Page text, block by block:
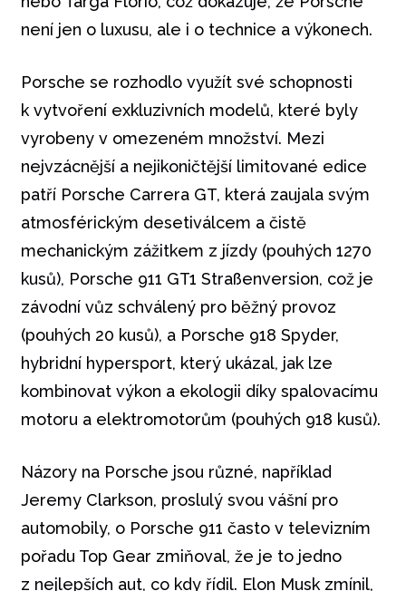
není jen o luxusu, ale i o technice a výkonech.
Porsche se rozhodlo využít své schopnosti
k vytvoření exkluzivních modelů, které byly
vyrobeny v omezeném množství. Mezi
nejvzácnější a nejikoničtější limitované edice
patří Porsche Carrera GT, která zaujala svým
atmosférickým desetiválcem a čistě
mechanickým zážitkem z jízdy (pouhých 1270
kusů), Porsche 911 GT1 Straßenversion, což je
závodní vůz schválený pro běžný provoz
(pouhých 20 kusů), a Porsche 918 Spyder,
hybridní hypersport, který ukázal, jak lze
kombinovat výkon a ekologii díky spalovacímu
motoru a elektromotorům (pouhých 918 kusů).
Názory na Porsche jsou různé, například
Jeremy Clarkson, proslulý svou vášní pro
automobily, o Porsche 911 často v televizním
pořadu Top Gear zmiňoval, že je to jedno
z nejlepších aut, co kdy řídil. Elon Musk zmínil,